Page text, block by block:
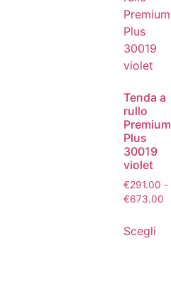
Tenda a
rullo
Premium
Plus
30019
violet
€291.00 -
€673.00
Scegli